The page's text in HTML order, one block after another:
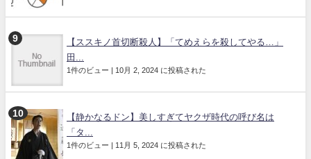
【ススキノ首切断殺人】「てめえらを殺してやる…」
田...
1件のビュー | 10月 2, 2024 に投稿された
【静かなるドン】美しすぎてヤクザ時代の呼び名は
「タ...
1件のビュー | 11月 5, 2024 に投稿された